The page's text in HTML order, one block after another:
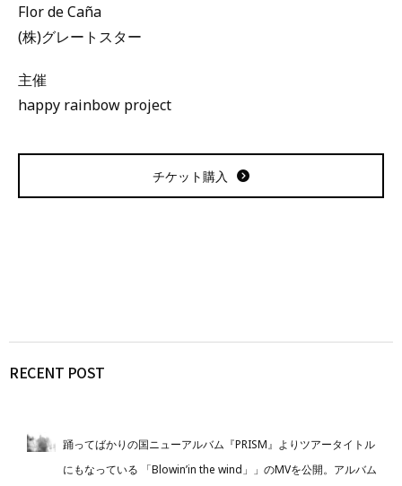
Flor de Caña
(株)グレートスター
主催
happy rainbow project
チケット購入
RECENT POST
踊ってばかりの国ニューアルバム『PRISM』よりツアータイトル
にもなっている 「Blowin’in the wind」」のMVを公開。アルバム